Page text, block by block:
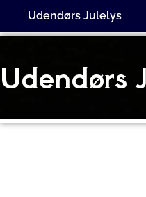
Udendørs Julelys
Udendørs